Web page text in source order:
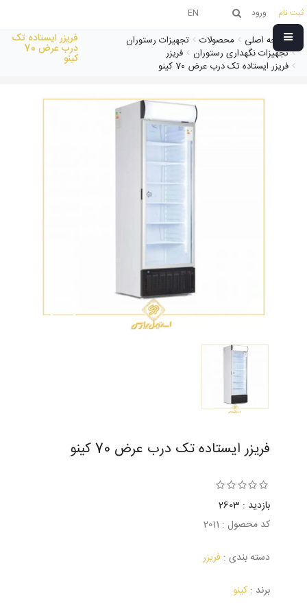
ثبت نام ورود EN
صفحه اصلی محصولات
تجهیزات رستوران
تجهیزات نگهداری رستوران
فریزر
فریزر ایستاده تک درب عرض 70 کینو
فریزر ایستاده تک
درب عرض 70
کینو
فریزر ایستاده تک درب عرض 70 کینو
بازدید : 2603
کد محصول : 2011
دسته بندی : فریزر
برند : کینو